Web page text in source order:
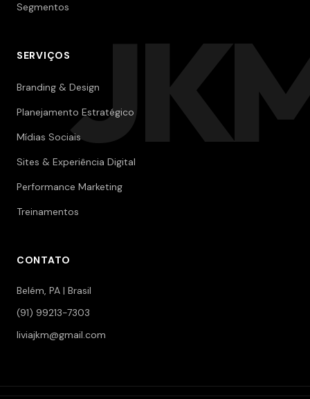
Segmentos
SERVIÇOS
Branding & Design
Planejamento Estratégico
Mídias Sociais
Sites & Experiência Digital
Performance Marketing
Treinamentos
CONTATO
Belém, PA | Brasil
(91) 99213-7303
liviajkm@gmail.com